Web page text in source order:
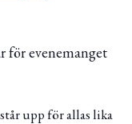
för evenemanget
upp för allas lika